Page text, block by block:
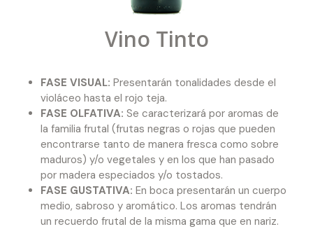
Vino Tinto
FASE VISUAL: Presentarán tonalidades desde el
violáceo hasta el rojo teja.
FASE OLFATIVA: Se caracterizará por aromas de
la familia frutal (frutas negras o rojas que pueden
encontrarse tanto de manera fresca como sobre
maduros) y/o vegetales y en los que han pasado
por madera especiados y/o tostados.
FASE GUSTATIVA: En boca presentarán un cuerpo
medio, sabroso y aromático. Los aromas tendrán
un recuerdo frutal de la misma gama que en nariz.